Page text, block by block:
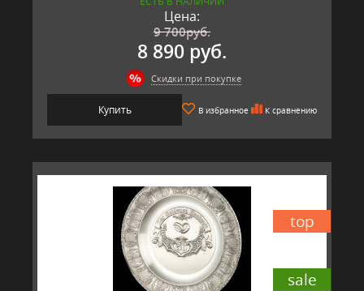
Цена:
9 700руб.
8 890 руб.
Скидки при покупке
Купить В избранное К сравнению
sale
top